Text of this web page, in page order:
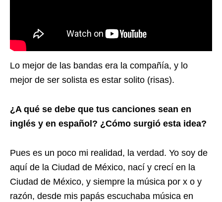
Lo mejor de las bandas era la compañía, y lo
mejor de ser solista es estar solito (risas).
¿A qué se debe que tus canciones sean en
inglés y en español? ¿Cómo surgió esta idea?
Pues es un poco mi realidad, la verdad. Yo soy de
aquí de la Ciudad de México, nací y crecí en la
Ciudad de México, y siempre la música por x o y
razón, desde mis papás escuchaba música en